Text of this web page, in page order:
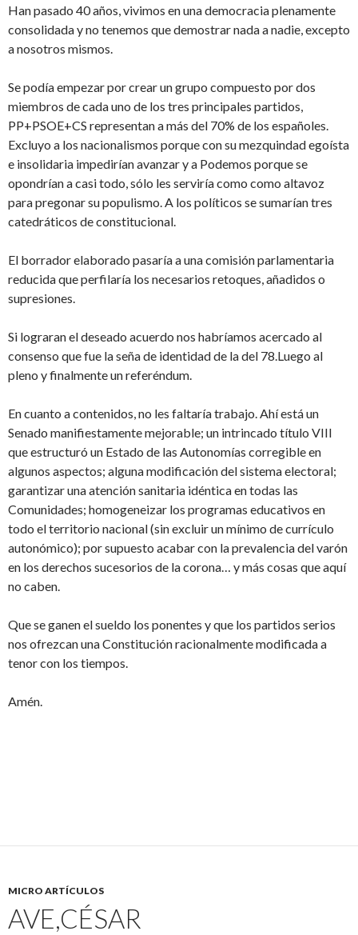
Han pasado 40 años, vivimos en una democracia plenamente
consolidada y no tenemos que demostrar nada a nadie, excepto
a nosotros mismos.
Se podía empezar por crear un grupo compuesto por dos
miembros de cada uno de los tres principales partidos,
PP+PSOE+CS representan a más del 70% de los españoles.
Excluyo a los nacionalismos porque con su mezquindad egoísta
e insolidaria impedirían avanzar y a Podemos porque se
opondrían a casi todo, sólo les serviría como como altavoz
para pregonar su populismo. A los políticos se sumarían tres
catedráticos de constitucional.
El borrador elaborado pasaría a una comisión parlamentaria
reducida que perfilaría los necesarios retoques, añadidos o
supresiones.
Si lograran el deseado acuerdo nos habríamos acercado al
consenso que fue la seña de identidad de la del 78.Luego al
pleno y finalmente un referéndum.
En cuanto a contenidos, no les faltaría trabajo. Ahí está un
Senado manifiestamente mejorable; un intrincado título VIII
que estructuró un Estado de las Autonomías corregible en
algunos aspectos; alguna modificación del sistema electoral;
garantizar una atención sanitaria idéntica en todas las
Comunidades; homogeneizar los programas educativos en
todo el territorio nacional (sin excluir un mínimo de currículo
autonómico); por supuesto acabar con la prevalencia del varón
en los derechos sucesorios de la corona… y más cosas que aquí
no caben.
Que se ganen el sueldo los ponentes y que los partidos serios
nos ofrezcan una Constitución racionalmente modificada a
tenor con los tiempos.
Amén.
MICRO ARTÍCULOS
AVE,CÉSAR